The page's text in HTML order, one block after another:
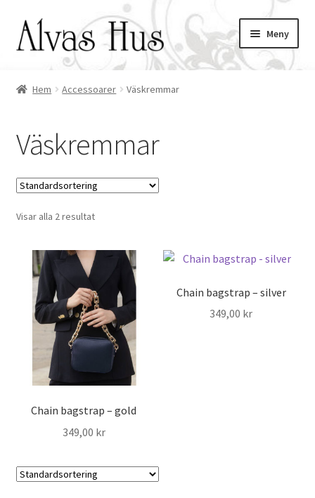
Hoppa
till
navigering
Hoppa
till
Meny
Hem Accessoarer Väskremmar
Väskremmar
Visar alla 2 resultat
Chain bagstrap – gold
349,00 kr
Chain bagstrap – silver
349,00 kr